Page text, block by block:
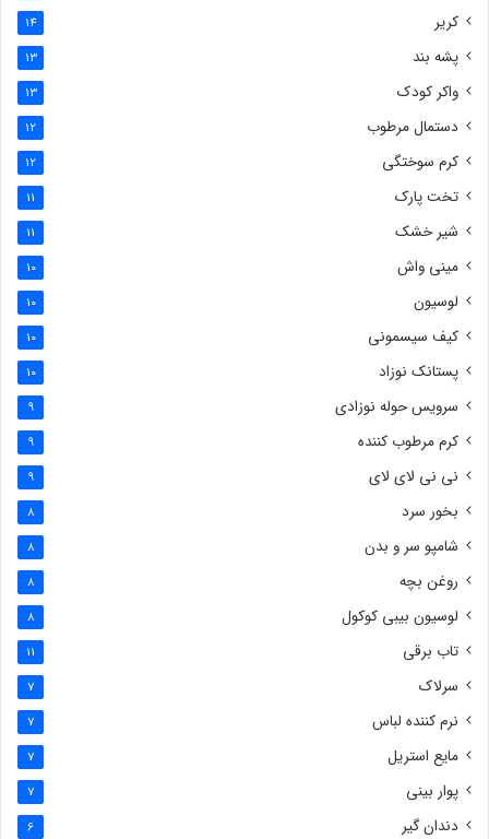
کریر 14
پشه بند 13
واکر کودک 13
دستمال مرطوب 12
کرم سوختگی 12
تخت پارک 11
شیر خشک 11
مینی واش 10
لوسیون 10
کیف سیسمونی 10
پستانک نوزاد 10
سرویس حوله نوزادی 9
کرم مرطوب کننده 9
نی نی لای لای 9
بخور سرد 8
شامپو سر و بدن 8
روغن بچه 8
لوسیون بیبی کوکول 8
تاب برقی 11
سرلاک 7
نرم کننده لباس 7
مایع استریل 7
پوار بینی 7
دندان گیر 6